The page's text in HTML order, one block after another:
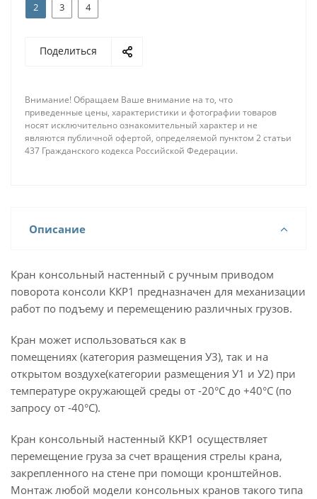
2
3 4
Поделиться
Внимание! Обращаем Ваше внимание на то, что
приведенные цены, характеристики и фотографии товаров
носят исключительно ознакомительный характер и не
являются публичной офертой, определяемой пунктом 2 статьи
437 Гражданского кодекса Российской Федерации.
Описание
Кран консольный настенный с ручным приводом
поворота консоли ККР1 предназначен для механизации
работ по подъему и перемещению различных грузов.
Кран может использоваться как в
помещениях (категория размещения У3), так и на
открытом воздухе(категории размещения У1 и У2) при
температуре окружающей среды от -20°С до +40°С (по
запросу от -40°С).
Кран консольный настенный ККР1 осуществляет
перемещение груза за счет вращения стрелы крана,
закрепленного на стене при помощи кронштейнов.
Монтаж любой модели консольных кранов такого типа